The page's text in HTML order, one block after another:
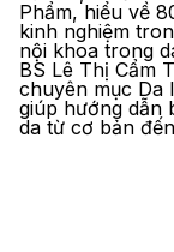
Phẩm, hiểu về
kinh nghiệm
nội khoa trong
BS Lê Thị Cẩm
chuyên mục Da
giúp hướng dẫn
da từ cơ bản